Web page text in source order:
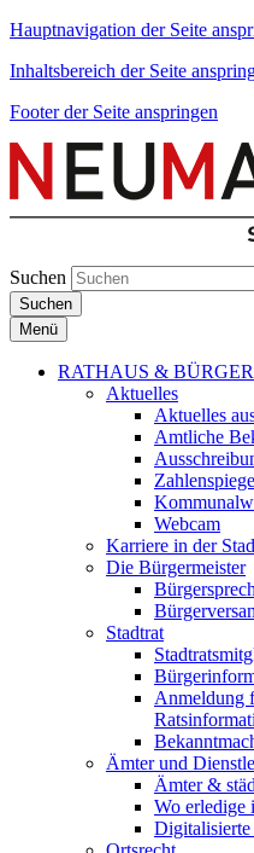
Hauptnavigation der Seite
Inhaltsbereich der Seite
Footer der Seite anspringen
Suchen
Suchen
Menü
RATHAUS &
Aktuelles
Aktuelles
Amtliche
Webcam
Karriere in der
Die Bürgermeister
Stadtrat
Anmeldung
Ämter und
Ämter &
Wo erledige
Digitalisierte